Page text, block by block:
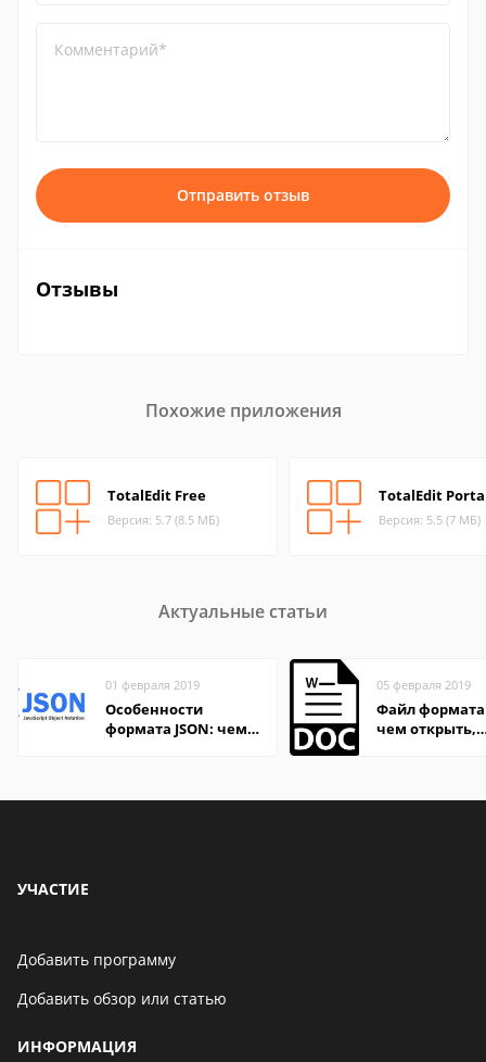
Комментарий*
Отправить отзыв
Отзывы
Похожие приложения
TotalEdit Free
Версия: 5.7 (8.5 МБ)
TotalEdit
Версия: 5.5 (7 МБ)
Актуальные статьи
01 февраля 2019
Особенности
формата JSON: чем
05 февраля 2019
Файл формата
чем открыть,
УЧАСТИЕ
Добавить программу
Добавить обзор или статью
ИНФОРМАЦИЯ